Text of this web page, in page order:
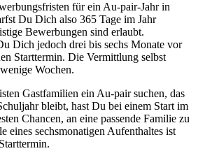
für ein Au-pair-Jahr in
Du Dich also 365 Tage im Jahr
Bewerbungen sind erlaubt.
Dich jedoch drei bis sechs Monate vor
Starttermin. Die Vermittlung selbst
Wochen.
Gastfamilien ein Au-pair suchen, das
bleibt, hast Du bei einem Start im
Chancen, an eine passende Familie zu
eines sechsmonatigen Aufenthaltes ist